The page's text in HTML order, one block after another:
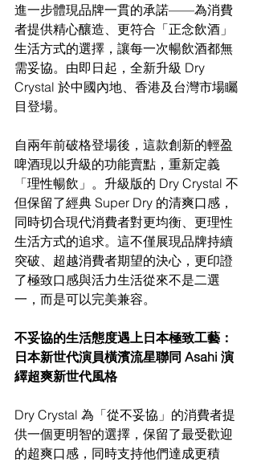
進一步體現品牌一貫的承諾——為消費
者提供精心釀造、更符合「正念飲酒」
生活方式的選擇，讓每一次暢飲酒都無
需妥協。由即日起，全新升級 Dry
Crystal 於中國內地、香港及台灣市場矚
目登場。
自兩年前破格登場後，這款創新的輕盈
啤酒現以升級的功能賣點，重新定義
「理性暢飲」。升級版的 Dry Crystal 不
但保留了經典 Super Dry 的清爽口感，
同時切合現代消費者對更均衡、更理性
生活方式的追求。這不僅展現品牌持續
突破、超越消費者期望的決心，更印證
了極致口感與活力生活從來不是二選
一，而是可以完美兼容。
不妥協的生活態度遇上日本極致工藝：
日本新世代演員橫濱流星聯同 Asahi 演
繹超爽新世代風格
Dry Crystal 為「從不妥協」的消費者提
供一個更明智的選擇，保留了最受歡迎
的超爽口感，同時支持他們達成更積